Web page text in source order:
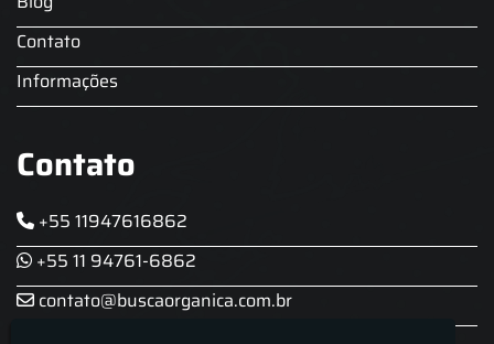
Contato
Informações
Contato
+55 11947616862
+55 11 94761-6862
contato@buscaorganica.com.br